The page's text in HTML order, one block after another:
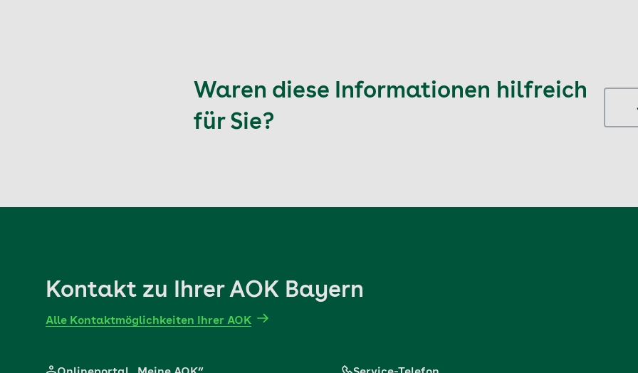
Waren diese Informationen hilfreich
für Sie?
Kontakt zu Ihrer AOK Bayern
Alle Kontaktmöglichkeiten Ihrer AOK